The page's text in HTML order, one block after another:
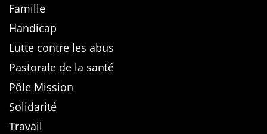
Famille
Handicap
Lutte contre les abus
Pastorale de la santé
Pôle Mission
Solidarité
Travail